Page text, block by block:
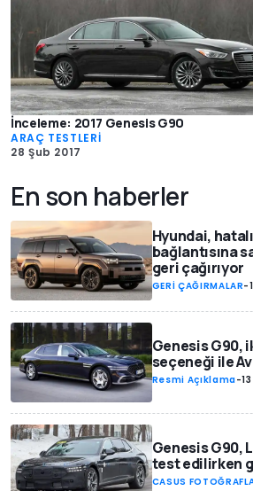
İnceleme: 2017 Genesis G90
ARAÇ TESTLERİ
28 Şub 2017
En son haberler
Hyundai,
bağlantısına
geri çağırıyor
GERİ ÇAĞIRMALAR-
Genesis G90,
seçeneği ile
Resmi Açıklama-
Genesis G90,
test edilirken
CASUS